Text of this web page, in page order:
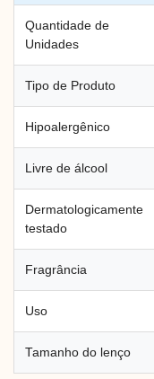
Quantidade de
Unidades
Tipo de Produto
Hipoalergênico
Livre de álcool
Dermatologicamente
testado
Fragrância
Uso
Tamanho do lenço